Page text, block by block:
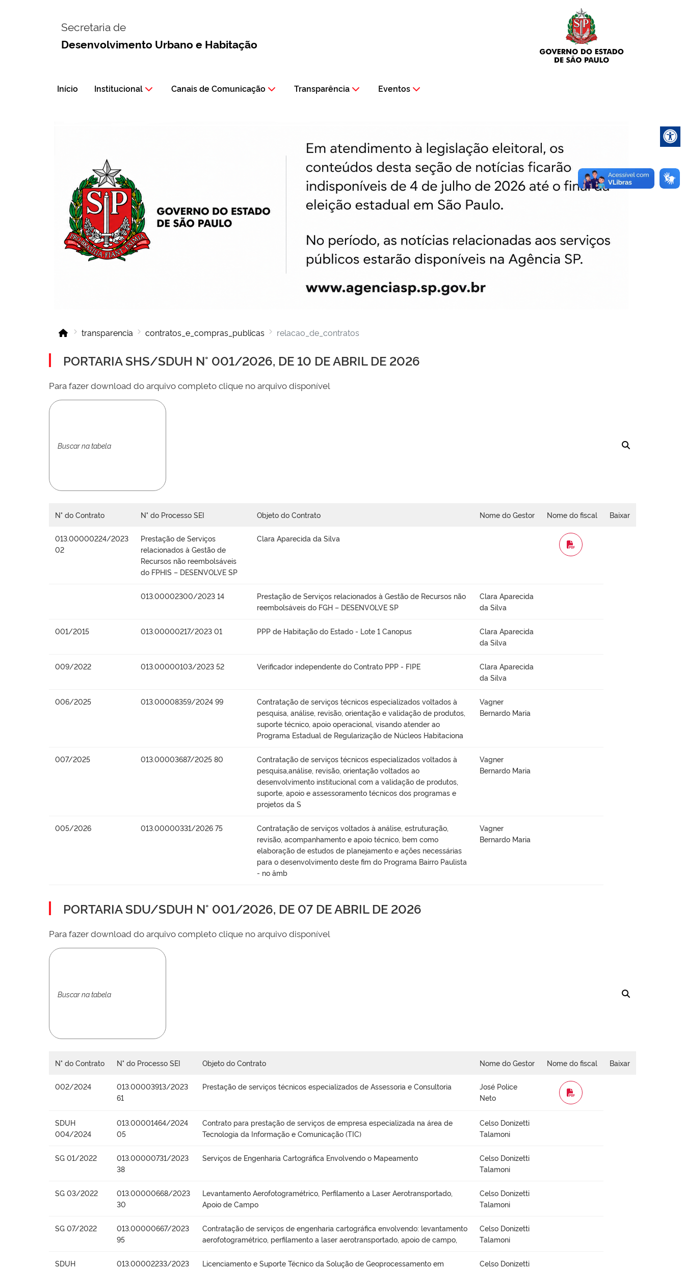
Secretaria de
Desenvolvimento Urbano e Habitação
Início Institucional Canais de Comunicação Transparência Eventos
transparencia contratos_e_compras_publicas relacao_de_contratos
PORTARIA SHS/SDUH N° 001/2026, DE 10 DE ABRIL DE 2026
Para fazer download do arquivo completo clique no arquivo disponível
N° do Contrato N° do Processo SEI Objeto do Contrato Nome do Gestor Nome do fiscal Baixar
013.00000224/2023
02
Prestação de Serviços
relacionados à Gestão de
Recursos não reembolsáveis
do FPHIS – DESENVOLVE SP
Clara Aparecida da Silva
WORD
013.00002300/2023 14
Prestação de Serviços relacionados à Gestão de Recursos não
reembolsáveis do FGH – DESENVOLVE SP
Clara Aparecida
da Silva
001/2015 013.00000217/2023 01 PPP de Habitação do Estado - Lote 1 Canopus
Clara Aparecida
da Silva
009/2022 013.00000103/2023 52 Verificador independente do Contrato PPP - FIPE
Clara Aparecida
da Silva
006/2025 013.00008359/2024 99
Contratação de serviços técnicos especializados voltados à
pesquisa, análise, revisão, orientação e validação de produtos,
suporte técnico, apoio operacional, visando atender ao
Programa Estadual de Regularização de Núcleos Habitaciona
Vagner
Bernardo Maria
007/2025 013.00003687/2025 80
Contratação de serviços técnicos especializados voltados à
pesquisa,análise, revisão, orientação voltados ao
desenvolvimento institucional com a validação de produtos,
suporte, apoio e assessoramento técnicos dos programas e
projetos da S
Vagner
Bernardo Maria
005/2026 013.00000331/2026 75
Contratação de serviços voltados à análise, estruturação,
revisão, acompanhamento e apoio técnico, bem como
elaboração de estudos de planejamento e ações necessárias
para o desenvolvimento deste fim do Programa Bairro Paulista
- no âmb
Vagner
Bernardo Maria
PORTARIA SDU/SDUH N° 001/2026, DE 07 DE ABRIL DE 2026
Para fazer download do arquivo completo clique no arquivo disponível
N° do Contrato N° do Processo SEI Objeto do Contrato Nome do Gestor Nome do fiscal Baixar
002/2024
013.00003913/2023
61
Prestação de serviços técnicos especializados de Assessoria e Consultoria
José Police
Neto
WORD
SDUH
004/2024
013.00001464/2024
05
Contrato para prestação de serviços de empresa especializada na área de
Tecnologia da Informação e Comunicação (TIC)
Celso Donizetti
Talamoni
SG 01/2022
013.00000731/2023
38
Serviços de Engenharia Cartográfica Envolvendo o Mapeamento
Celso Donizetti
Talamoni
SG 03/2022
013.00000668/2023
30
Levantamento Aerofotogramétrico, Perfilamento a Laser Aerotransportado,
Apoio de Campo
Celso Donizetti
Talamoni
SG 07/2022
013.00000667/2023
95
Contratação de serviços de engenharia cartográfica envolvendo: levantamento
aerofotogramétrico, perfilamento a laser aerotransportado, apoio de campo,
Celso Donizetti
Talamoni
SDUH
013.00002233/2023
Licenciamento e Suporte Técnico da Solução de Geoprocessamento em
Celso Donizetti